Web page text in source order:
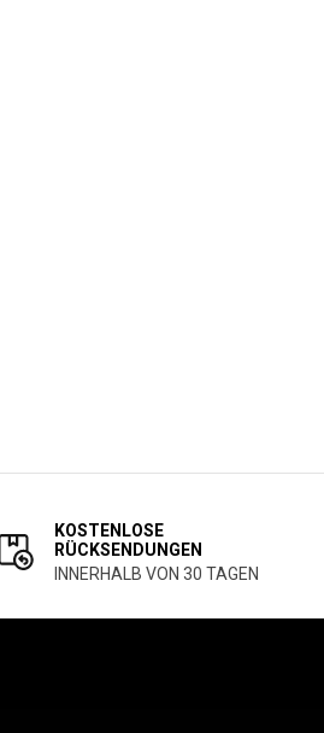
KOSTENLOSE
RÜCKSENDUNGEN
INNERHALB VON 30 TAGEN